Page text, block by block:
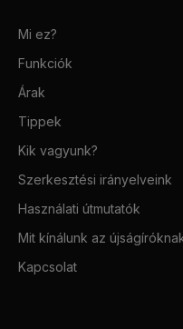
Mi ez?
Funkciók
Árak
Tippek
Kik vagyunk?
Szerkesztési irányelveink
Használati útmutatók
Mit kínálunk az
Kapcsolat